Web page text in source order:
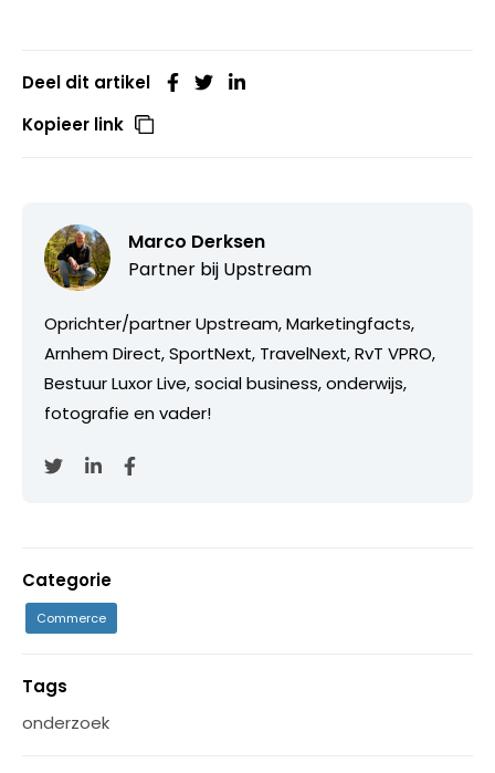
Deel dit artikel
Kopieer link
Marco Derksen
Partner bij Upstream
Oprichter/partner Upstream, Marketingfacts,
Arnhem Direct, SportNext, TravelNext, RvT VPRO,
Bestuur Luxor Live, social business, onderwijs,
fotografie en vader!
Categorie
Commerce
Tags
onderzoek